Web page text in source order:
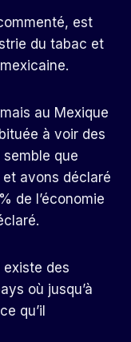
est
du tabac et
au Mexique
à voir des
que
avons déclaré
de l’économie
existe des
où jusqu’à
qu’il